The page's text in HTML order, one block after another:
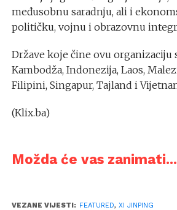
međusobnu saradnju, ali i
političku, vojnu i obrazovnu
Države koje čine ovu organizaciju
Kambodža, Indonezija, Laos,
Filipini, Singapur, Tajland i
(Klix.ba)
Možda će vas zanimati...
VEZANE VIJESTI: FEATURED, XI JINPING